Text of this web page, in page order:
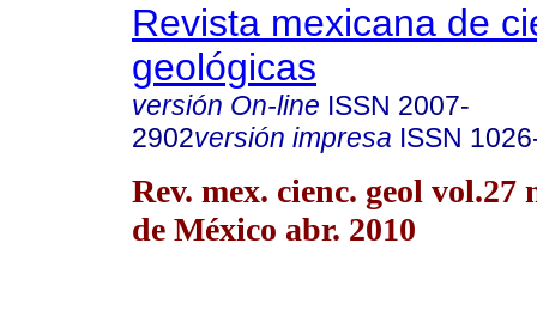
Revista mexicana de
geológicas
versión On-line ISSN 2007-
2902versión impresa ISSN
Rev. mex. cienc. geol vol.27
de México abr. 2010